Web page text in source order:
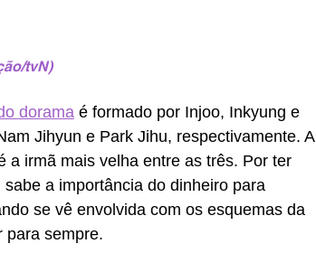
tvN)
dorama é formado por Injoo, Inkyung e
Jihyun e Park Jihu, respectivamente. A
a irmã mais velha entre as três. Por ter
a importância do dinheiro para
se vê envolvida com os esquemas da
para sempre.